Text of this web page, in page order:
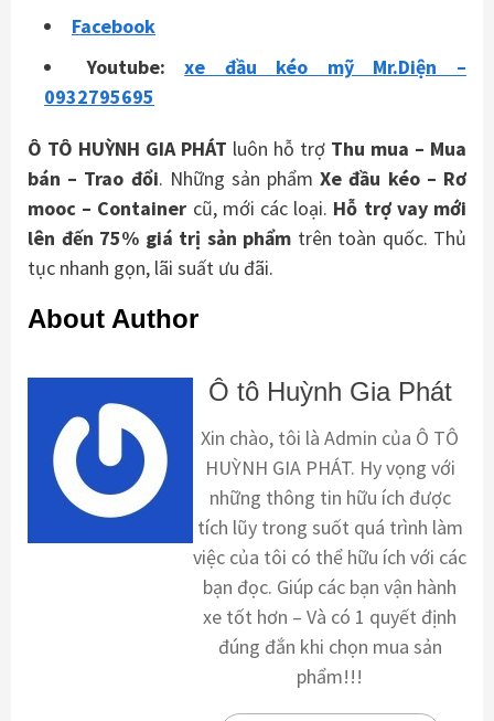
Facebook
Youtube:
xe đầu kéo mỹ Mr.Diện –
0932795695
Ô TÔ HUỲNH GIA PHÁT luôn hỗ trợ Thu mua – Mua
bán – Trao đổi. Những sản phẩmXe đầu kéo – Rơ
mooc – Container cũ, mới các loại. Hỗ trợ vay mới
lên đến 75% giá trị sản phẩm trên toàn quốc. Thủ
tục nhanh gọn, lãi suất ưu đãi.
About Author
Ô tô Huỳnh Gia Phát
Xin chào, tôi là Admin của Ô TÔ
HUỲNH GIA PHÁT. Hy vọng với
những thông tin hữu ích được
tích lũy trong suốt quá trình làm
việc của tôi có thể hữu ích với các
bạn đọc. Giúp các bạn vận hành
xe tốt hơn – Và có 1 quyết định
đúng đắn khi chọn mua sản
phẩm!!!